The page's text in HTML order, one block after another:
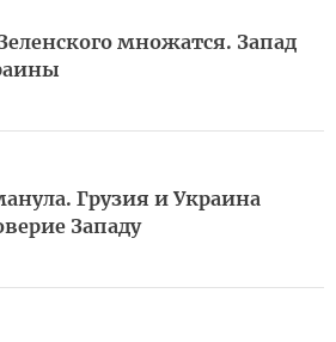
множатся. Запад
Грузия и Украина
Западу